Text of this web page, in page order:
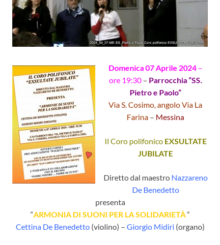
Domenica 07 Aprile 2024 –
ore 19:30– Parrocchia “SS.
Pietro e Paolo”
Via S. Cosimo, angolo Via La
Farina – Messina
Il Coro polifonico EXSULTATE
JUBILATE
Diretto dal maestro Nazzareno
De Benedetto
presenta
“ARMONIA DI SUONI PER LA SOLIDARIETÀ“
Cettina De Benedetto(violino) – Giorgio Midiri (organo)